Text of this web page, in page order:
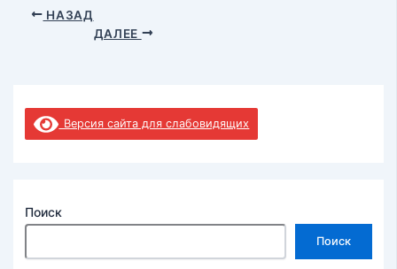
НАЗАД
ДАЛЕЕ
Версия сайта для слабовидящих
Поиск
Поиск